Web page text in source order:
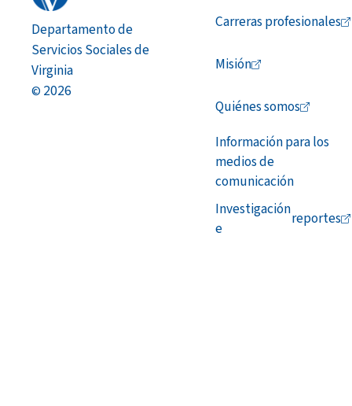
Departamento de
Servicios Sociales de
Virginia
© 2026
Carrerasprofesionales
Misión
Quiénessomos
Información para los
medios de
comunicación
Investigación
e
reportes